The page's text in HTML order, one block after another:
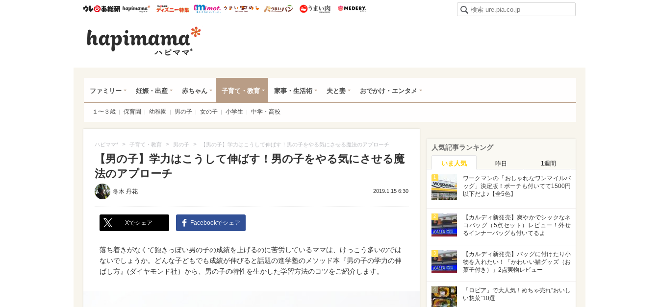
ウレぴあ総研ハピママ* ウレぴあ総研 ディズニー特集
mimot. うまいめし うまいパン うまい肉
ファミリー 妊娠・出産 赤ちゃん 子育て・教育 家事・生活術 夫と妻 おでかけ・エンタメ
１〜３歳 保育園 幼稚園 男の子 女の子 小学生 中学・高校
ハピママ* > 子育て・教育 > 男の子 > 【男の子】学力はこうして伸ばす！男の子をやる気にさせる魔法のアプローチ
【男の子】学力はこうして伸ばす！男の子をやる気にさせる魔
法のアプローチ
冬木 丹花 2019.1.15 6:30
Xでシェア Facebookでシェア
落ち着きがなくて飽きっぽい男の子の成績を上げるのに苦労しているママは、けっこう多いのでは
ないでしょうか。どんな子どもでも成績が伸びると話題の進学塾のメソッド本『男の子の学力の伸
ばし方』(ダイヤモンド社）から、男の子の特性を生かした学習方法のコツをご紹介します。
人気記事ランキング
いま人気 昨日 1週間
1
ワークマンの「おしゃれなワンマイルバ
ッグ」決定版！ポーチも付いてて1500円
以下だよ♪【全5色】
2
【カルディ新発売】爽やかでシックなネ
コバッグ（5点セット）レビュー！外せ
るインナーバッグも付いてるよ
3
【カルディ新発売】バッグに付けたり小
物を入れたい！「かわいい猫グッズ（お
菓子付き）」2点実物レビュー
4
「ロピア」で大人気！めちゃ売れ“おいし
い惣菜”10選